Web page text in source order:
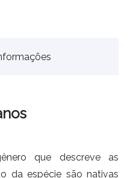
que descreve as
da espécie são nativas